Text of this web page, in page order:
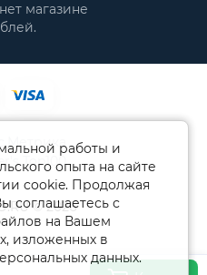
магазине
© 2026
работы и
опыта на сайте
cookie. Продолжая
соглашаетесь с
на Вашем
изложенных в
данных.